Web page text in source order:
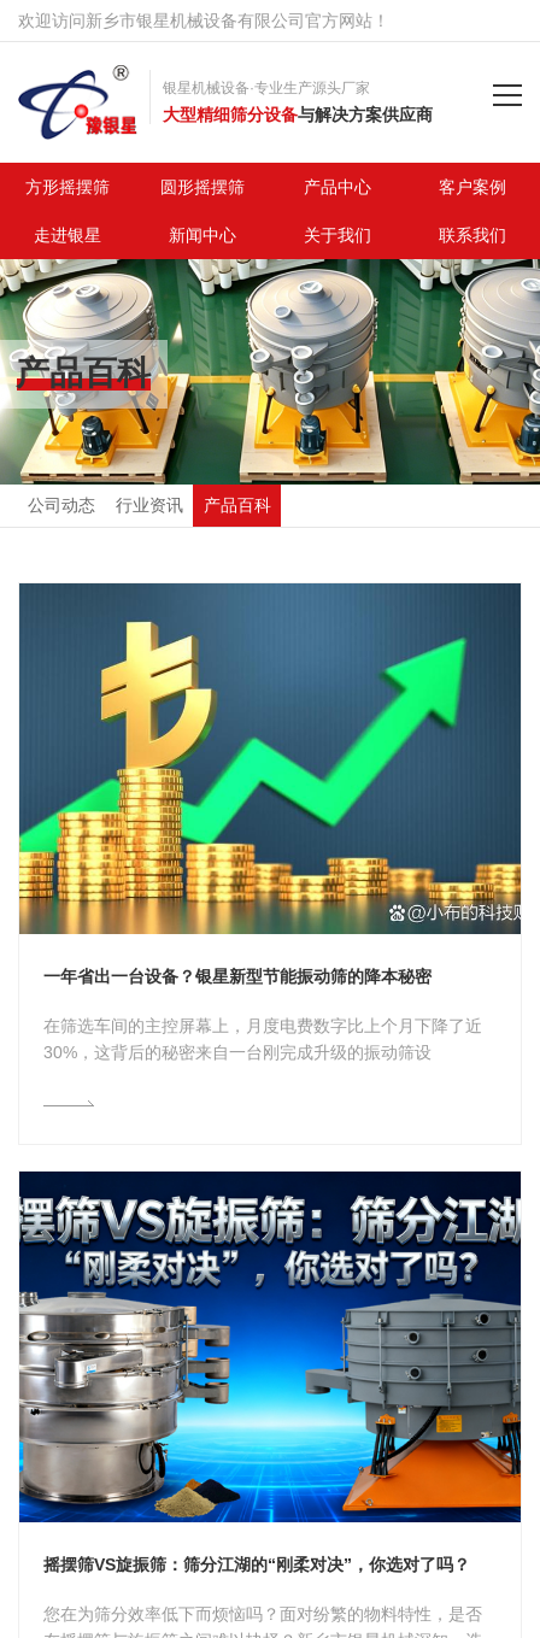
欢迎访问新乡市银星机械设备有限公司官方网站！
银星机械设备·专业生产源头厂家
大型精细筛分设备与解决方案供应商
首页
方形摇摆筛
圆形摇摆筛
产品中心
客户案例
走进银星
方形摇摆筛 圆形摇摆筛 产品中心 客户案例
走进银星 新闻中心 关于我们 联系我们
产品百科
公司动态 行业资讯 产品百科
一年省出一台设备？银星新型节能振动筛的降本秘密
在筛选车间的主控屏幕上，月度电费数字比上个月下降了近
30%，这背后的秘密来自一台刚完成升级的振动筛设
摇摆筛VS旋振筛：筛分江湖的“刚柔对决”，你选对了吗？
您在为筛分效率低下而烦恼吗？面对纷繁的物料特性，是否